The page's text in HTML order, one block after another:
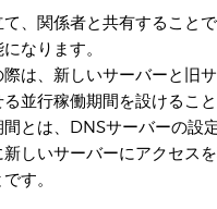
、関係者と共有すること
なります。
は、新しいサーバーと旧
る並行稼働期間を設けるこ
とは、DNSサーバーの設
しいサーバーにアクセス
す。